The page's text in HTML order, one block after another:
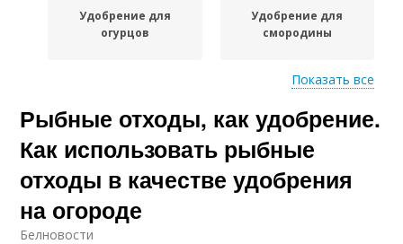
Удобрение для
огурцов
Удобрение для
смородины
Удобрение для
картофеля
Удобрения для
растений
Удобрения для
огорода
Показать все
Рыбные отходы, как удобрение.
Как использовать рыбные
отходы в качестве удобрения
на огороде
Белновости